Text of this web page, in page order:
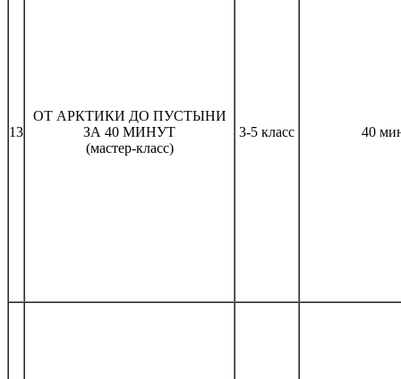
13
ОТ АРКТИКИ ДО ПУСТЫНИ
ЗА 40 МИНУТ
(мастер-класс)
3-5 класс 40